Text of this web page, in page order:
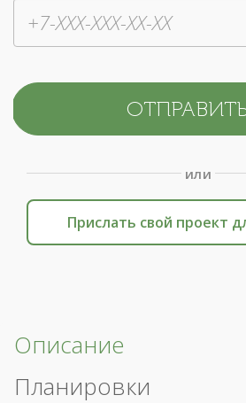
или
Прислать свой проект
Описание
Планировки